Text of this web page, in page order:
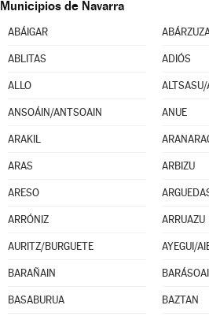
Municipios de Navarra
ABÁIGAR
ABLITAS ADIÓS
ALLO
ANSOÁIN/ANTSOAIN ANUE
ARAKIL
ARAS ARBIZU
ARESO
ARRÓNIZ ARRUAZU
AURITZ/BURGUETE AYEGUI/
BARAÑAIN
BASABURUA BAZTAN